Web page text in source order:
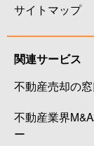
サイトマップ
関連サービス
不動産売却の
不動産業界
ー